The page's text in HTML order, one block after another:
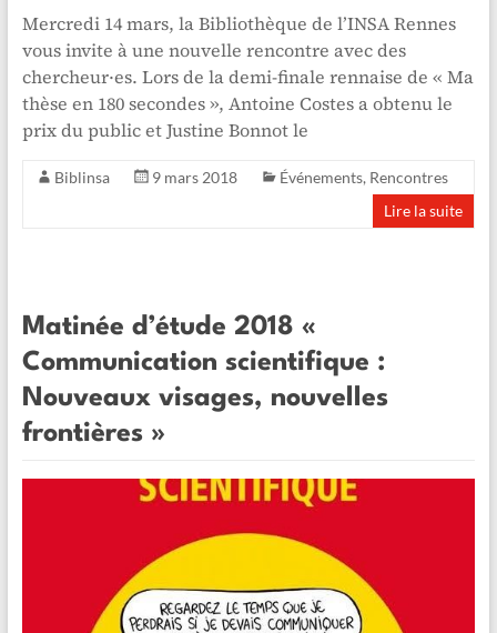
Mercredi 14 mars, la Bibliothèque de l’INSA Rennes
vous invite à une nouvelle rencontre avec des
chercheur·es. Lors de la demi-finale rennaise de « Ma
thèse en 180 secondes », Antoine Costes a obtenu le
prix du public et Justine Bonnot le
Biblinsa 9 mars 2018 Événements, Rencontres
Lire la suite
Matinée d’étude 2018 «
Communication scientifique :
Nouveaux visages, nouvelles
frontières »